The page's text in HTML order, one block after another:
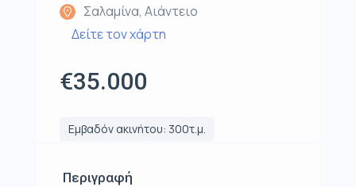
Σαλαμίνα, Αιάντειο
Δείτε τον χάρτη
€35.000
Εμβαδόν ακινήτου: 300τ.μ.
Περιγραφή